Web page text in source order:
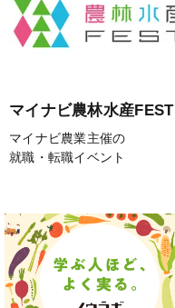
マイナビ農林水産FEST
マイナビ農業主催の
就職・転職イベント